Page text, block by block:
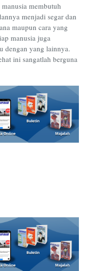
membutuh
menjadi segar dan
maupun cara yang
manusia juga
dengan yang lainnya.
ini sangatlah berguna